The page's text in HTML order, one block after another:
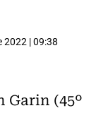
2022 | 09:38
(45º